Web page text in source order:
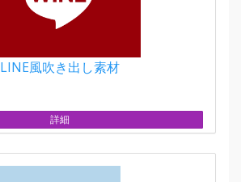
LINE風吹き出し素材
詳細